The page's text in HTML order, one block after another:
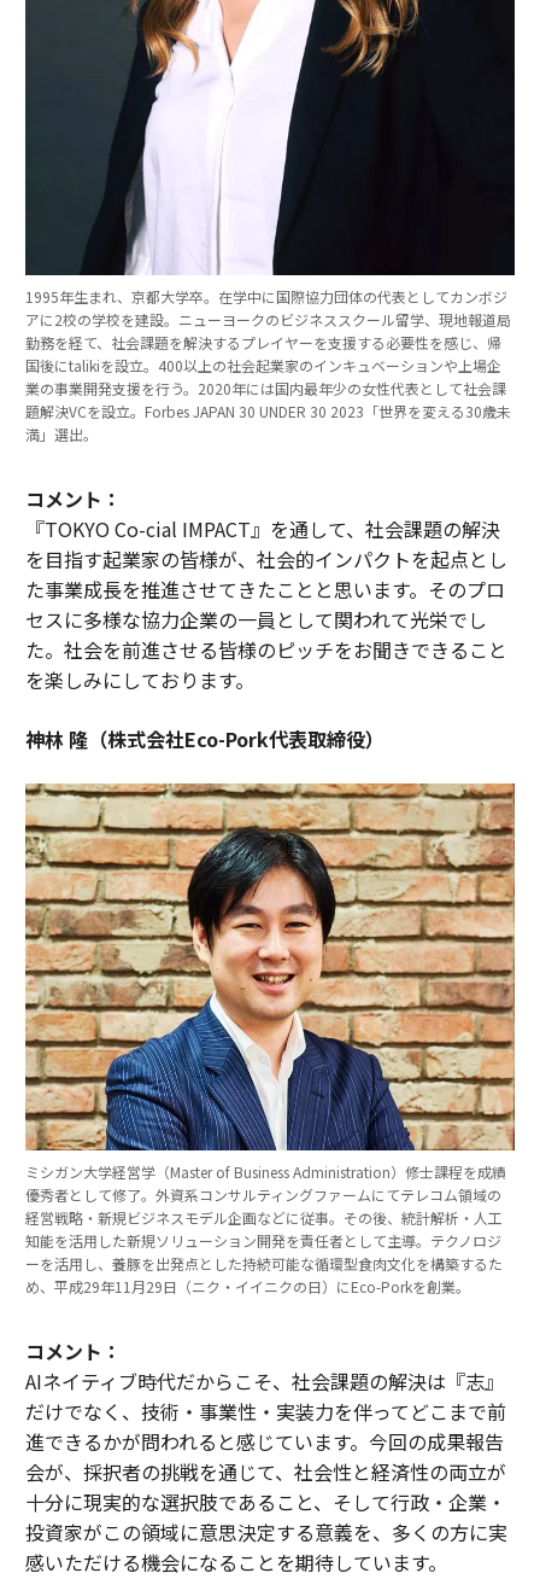
1995年生まれ、京都大学卒。在学中に国際協力団体の代表としてカンボジ
アに2校の学校を建設。ニューヨークのビジネススクール留学、現地報道局
勤務を経て、社会課題を解決するプレイヤーを支援する必要性を感じ、帰
国後にtalikiを設立。400以上の社会起業家のインキュベーションや上場企
業の事業開発支援を行う。2020年には国内最年少の女性代表として社会課
題解決VCを設立。Forbes JAPAN 30 UNDER 30 2023「世界を変える30歳未
満」選出。
コメント：
『TOKYO Co-cial IMPACT』を通して、社会課題の解決
を目指す起業家の皆様が、社会的インパクトを起点とし
た事業成長を推進させてきたことと思います。そのプロ
セスに多様な協力企業の一員として関われて光栄でし
た。社会を前進させる皆様のピッチをお聞きできること
を楽しみにしております。
神林 隆（株式会社Eco-Pork代表取締役）
ミシガン大学経営学（Master of Business Administration）修士課程を成績
優秀者として修了。外資系コンサルティングファームにてテレコム領域の
経営戦略・新規ビジネスモデル企画などに従事。その後、統計解析・人工
知能を活用した新規ソリューション開発を責任者として主導。テクノロジ
ーを活用し、養豚を出発点とした持続可能な循環型食肉文化を構築するた
め、平成29年11月29日（ニク・イイニクの日）にEco-Porkを創業。
コメント：
AIネイティブ時代だからこそ、社会課題の解決は『志』
だけでなく、技術・事業性・実装力を伴ってどこまで前
進できるかが問われると感じています。今回の成果報告
会が、採択者の挑戦を通じて、社会性と経済性の両立が
十分に現実的な選択肢であること、そして行政・企業・
投資家がこの領域に意思決定する意義を、多くの方に実
感いただける機会になることを期待しています。